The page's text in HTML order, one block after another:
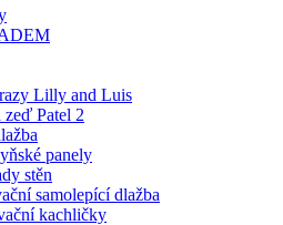
Lilly and Luis
zeď Patel 2
panely
stěn
samolepící dlažba
kachličky